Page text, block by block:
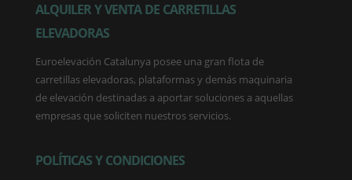
ALQUILER Y VENTA DE CARRETILLAS
ELEVADORAS
Euroelevación Catalunya posee una gran flota de
carretillas elevadoras, plataformas y demás maquinaria
de elevación destinadas a aportar soluciones a aquellas
empresas que soliciten nuestros servicios.
POLÍTICAS Y CONDICIONES